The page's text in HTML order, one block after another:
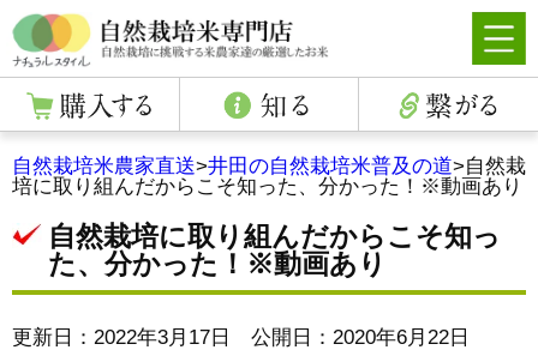
自然栽培米農家直送>井田の自然栽培米普及の道>自然栽
培に取り組んだからこそ知った、分かった！※動画あり
自然栽培に取り組んだからこそ知っ
た、分かった！※動画あり
更新日：2022年3月17日 公開日：2020年6月22日